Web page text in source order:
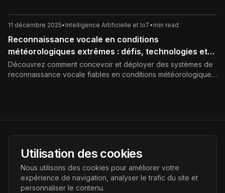
applications concrètes (Industrie 4.0, Villes Intelligentes).
11 décembre 2025• Intelligence Artificielle et IoT• min read
Reconnaissance vocale en conditions
météorologiques extrêmes : défis, technologies et
bonnes pratiques
Découvrez comment concevoir et déployer des systèmes de
reconnaissance vocale fiables en conditions météorologiques
AI Futur
Portail de l'avenir de l'intelligence artificielle, vous aidant à
découvrir les dernières technologies IA.
Utilisation des cookies
Nous utilisons des cookies pour améliorer votre
expérience de navigation, analyser le trafic du site et
personnaliser le contenu.